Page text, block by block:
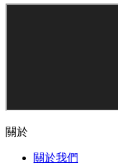
關於
關於我們